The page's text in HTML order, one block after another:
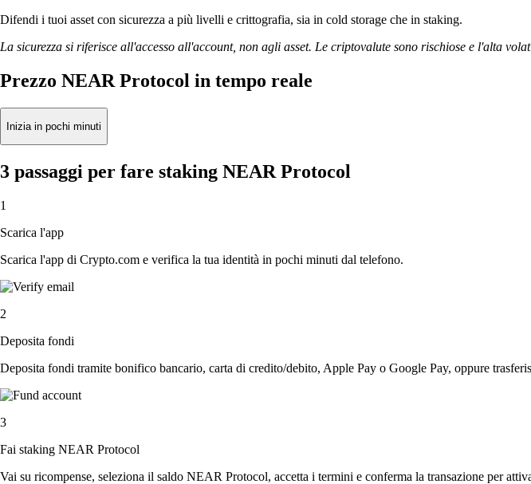
Difendi i tuoi asset con sicurezza a più livelli e crittografia, sia in cold storage che in staking.
La sicurezza si riferisce all'accesso all'account, non agli asset. Le criptovalute sono rischiose e l'alta
Prezzo NEAR Protocol in tempo reale
Inizia in pochi minuti
3 passaggi per fare staking NEAR Protocol
1
Scarica l'app
Scarica l'app di Crypto.com e verifica la tua identità in pochi minuti dal telefono.
2
Deposita fondi
Deposita fondi tramite bonifico bancario, carta di credito/debito, Apple Pay o Google Pay, oppure
3
Fai staking NEAR Protocol
Vai su ricompense, seleziona il saldo NEAR Protocol, accetta i termini e conferma la transazione per